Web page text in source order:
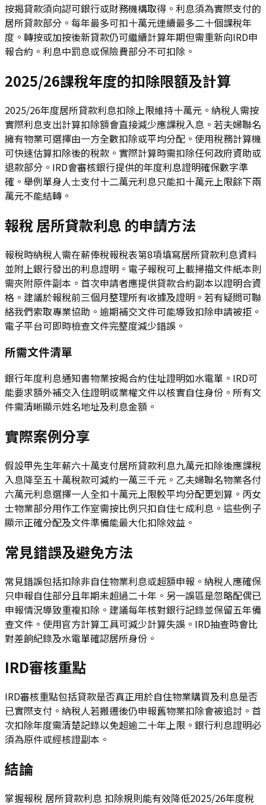
按揭貸款須向認可銀行或財務機構取得。利息須為實際支付的
居所貸款部分。每年最多可扣十萬元連續最多二十個課稅年
度。轉按或加按後新貸款仍可繼續計算年期但需重新向IRD申
報合約。利息中罰息或保險費部分不可扣除。
2025/26課稅年度的扣除限額及計算
2025/26年度居所貸款利息扣除上限維持十萬元。納稅人需按
實際利息支出計算扣除額會直接減少應課稅入息。若夫婦聯名
擁有物業可選擇由一方全數扣除或平均分配。使用稅務計算機
可快速估算扣除後的稅款。實際計算時需扣除任何政府資助或
退款部分。IRD會審核銀行提供的年度利息證明確保數字準
確。舉例單身人士支付十二萬元利息只能扣十萬元上限餘下兩
萬元不能結轉。
報稅 居所貸款利息 的申請方法
報稅時納稅人需在薪俸稅報稅表第8項填寫居所貸款利息資料
並附上銀行發出的利息證明。電子報稅可上載掃描文件紙本則
需夾附原件副本。首次申請者應提供貸款合約副本以證明合資
格。建議於報稅前三個月整理所有收據及證明。若有疑問可聯
絡我們索取專業協助。逾期補交文件可能導致扣除申請被拒。
電子平台可即時檢查文件完整度減少錯誤。
所需文件清單
銀行年度利息通知書物業按揭合約住址證明如水電單。IRD可
能要求額外補交入住證明或業權文件以核實自住身份。所有文
件需清晰顯示姓名地址及利息金額。
實際案例分享
假設甲先生年薪六十萬支付居所貸款利息九萬元扣除後應課稅
入息降至五十萬稅款可減約一萬三千元。乙夫婦聯名物業各付
六萬元利息選擇一人全扣十萬元上限較平均分配更划算。丙女
士物業部分用作工作室需按比例只扣自住七成利息。這些例子
顯示正確分配及文件準備能最大化扣除效益。
常見錯誤及避免方法
常見錯誤包括扣除非自住物業利息或超額申報。納稅人應確保
只申報自住部分且年期未超過二十年。另一誤區是忽略配偶已
申報情況導致重複扣除。建議每年核對銀行記錄並保留五年備
查文件。使用官方計算工具可減少計算失誤。IRD抽查時會比
對差餉紀錄及水電單確認居所身份。
IRD審核重點
IRD審核重點包括貸款是否真正用於自住物業購買及利息是否
已實際支付。納稅人若搬遷後仍申報舊物業扣除會被追討。首
次扣除年度需清楚記錄以免超逾二十年上限。銀行利息證明必
須為原件或經核證副本。
結論
掌握報稅 居所貸款利息 扣除規則能有效降低2025/26年度稅